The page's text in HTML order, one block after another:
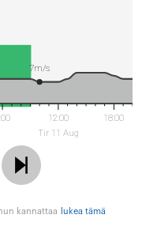
12:00
Tir 11 Aug
18:00
7m/s
kannattaa
lukea tämä